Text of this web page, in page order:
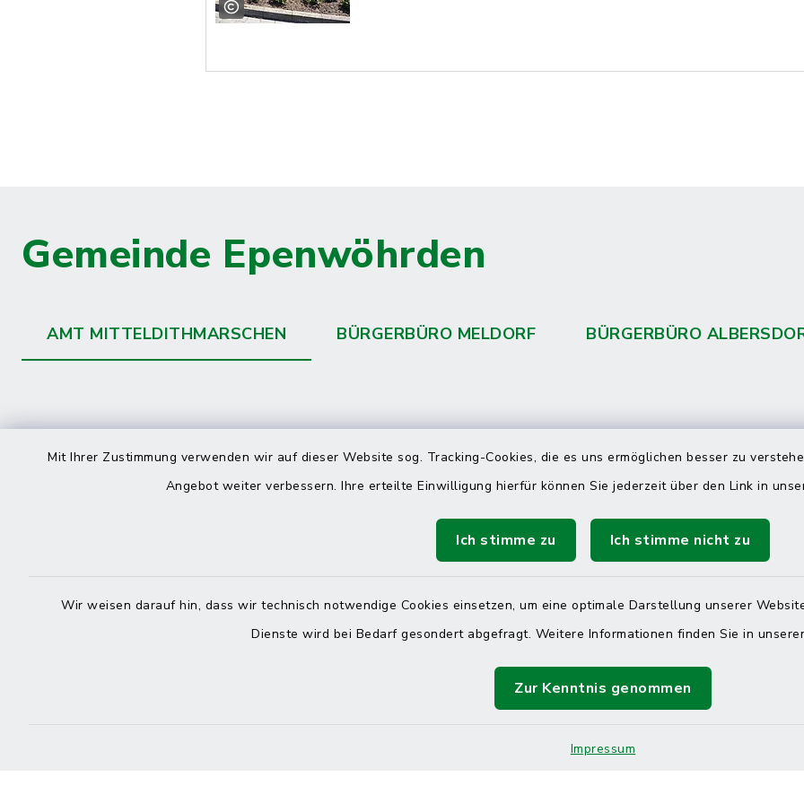
Mit Ihrer Zustimmung verwenden wir auf dieser Website sog. Tracking-Cookies, die es uns ermöglichen besser zu
Angebot weiter verbessern. Ihre erteilte Einwilligung hierfür können Sie jederzeit über den Link in
Ich stimme zu Ich stimme nicht zu
Wir weisen darauf hin, dass wir technisch notwendige Cookies einsetzen, um eine optimale Darstellung unserer
Dienste wird bei Bedarf gesondert abgefragt. Weitere Informationen finden Sie in
Zur Kenntnis genommen
Impressum
Gemeinde Epenwöhrden
AMT MITTELDITHMARSCHEN BÜRGERBÜRO MELDORF BÜRGERBÜRO
Kontakt
04832 6065-215
direkte telefonische Erreichbarkeit per
Durchwahl
Montag - Donnerstag
08:00 Uhr – 12:00 Uhr
14:00 Uhr – 16:00 Uhr
Online-Terminvereinbarung
Haben Sie ein dringendes Anliegen, finden aber online
keinen zeitnahen Termin? Rufen Sie uns gerne unter der